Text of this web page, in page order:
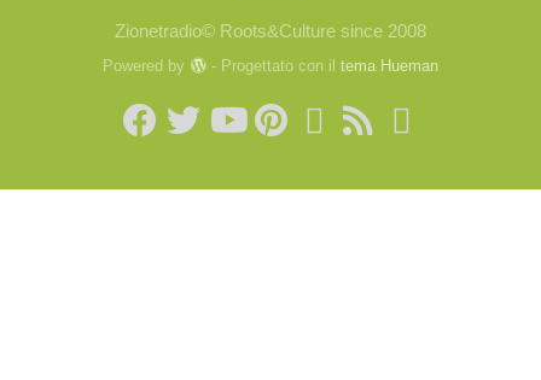
Zionetradio© Roots&Culture since 2008
Powered by - Progettato con il tema Hueman